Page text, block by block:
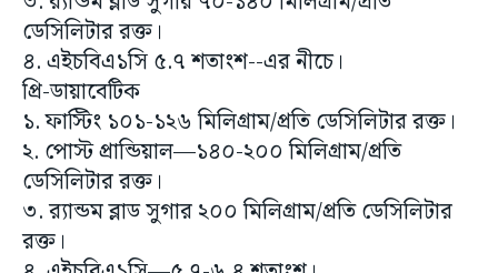
৪. এইচবিএ১সি ৫.৭ শতাংশ--এর নীচে।
প্রি-ডায়াবেটিক
১. ফাস্টিং ১০১-১২৬ মিলিগ্রাম/প্রতি ডেসিলিটার রক্ত।
২. পোস্ট প্রান্ডিয়াল—১৪০-২০০ মিলিগ্রাম/প্রতি
ডেসিলিটার রক্ত।
৩. র‌্যান্ডম ব্লাড সুগার ২০০ মিলিগ্রাম/প্রতি ডেসিলিটার
রক্ত।
৪. এইচবিএ১সি—৫.৭-৬.৪ শতাংশ।
ডায়াবেটিস